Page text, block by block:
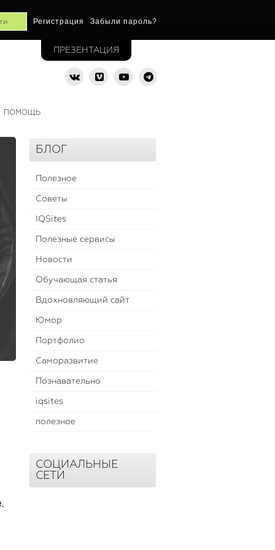
Регистрация Забыли пароль?
ПРЕЗЕНТАЦИЯ
ПОМОЩЬ
БЛОГ
Полезное
Советы
IQSites
Полезные сервисы
Новости
Обучающая статья
Вдохновляющий сайт
Юмор
Портфолио
Саморазвитие
Познавательно
iqsites
полезное
СОЦИАЛЬНЫЕ
СЕТИ